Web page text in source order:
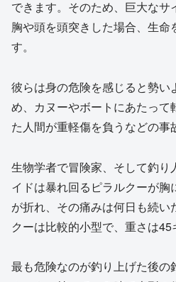
できます。そのため、巨大な
胸や頭を頭突きした場合、生命
す。
彼らは身の危険を感じると勢い
め、カヌーやボートにあたっ
た人間が重軽傷を負うなどの事
生物学者で冒険家、そして釣り
イドは暴れ回るピラルクーが
が折れ、その痛みは何日も続
クーは比較的小型で、重さは45
最も危険なのが釣り上げた後